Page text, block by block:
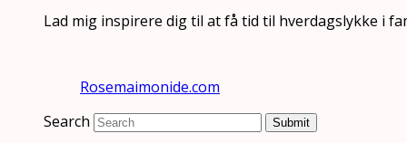
Lad mig inspirere dig til at få tid til hverdagslykke i
Rosemaimonide.com
Search
Submit